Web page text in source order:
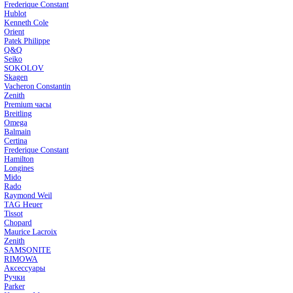
Frederique Constant
Hublot
Kenneth Cole
Orient
Patek Philippe
Q&Q
Seiko
SOKOLOV
Skagen
Vacheron Constantin
Zenith
Premium часы
Breitling
Omega
Balmain
Certina
Frederique Constant
Hamilton
Longines
Mido
Rado
Raymond Weil
TAG Heuer
Tissot
Chopard
Maurice Lacroix
Zenith
SAMSONITE
RIMOWA
Аксессуары
Ручки
Parker